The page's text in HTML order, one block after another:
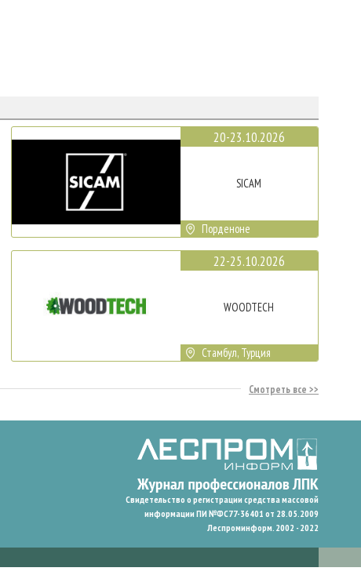
20-23.10.2026
SICAM
Порденоне
22-25.10.2026
WOODTECH
Стамбул, Турция
Смотреть все
Свидетельство о регистрации средства массовой
информации ПИ №ФС77-36401 от 28.05.2009
Леспроминформ. 2002 - 2022